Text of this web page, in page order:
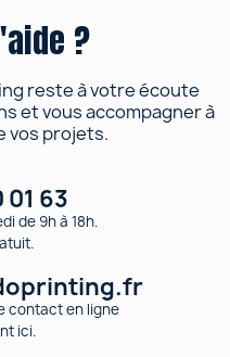
?
reste à votre écoute
et vous accompagner à
vos projets.
01 63
de 9h à 18h.
contact en ligne
ici.